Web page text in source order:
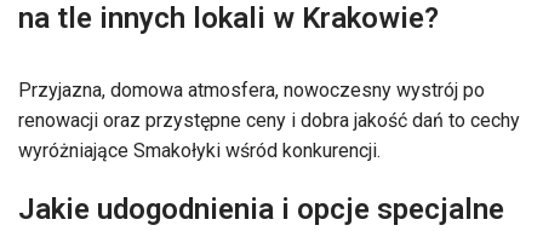
na tle innych lokali w Krakowie?
Przyjazna, domowa atmosfera, nowoczesny wystrój po
renowacji oraz przystępne ceny i dobra jakość dań to cechy
wyróżniające Smakołyki wśród konkurencji.
Jakie udogodnienia i opcje specjalne